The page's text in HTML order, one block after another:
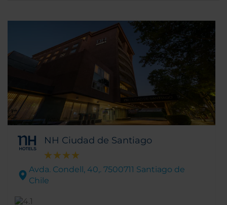
NH Ciudad de Santiago
Avda. Condell, 40,. 7500711 Santiago de
Chile